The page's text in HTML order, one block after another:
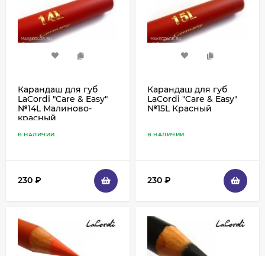
Карандаш для губ
LaCordi "Care & Easy"
№14L Малиново-
красный
В НАЛИЧИИ
230 ₽
Карандаш для губ
LaCordi "Care & Easy"
№15L Красный
В НАЛИЧИИ
230 ₽